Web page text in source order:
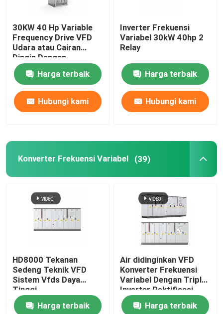
inverter hibrida surya
30KW 40 Hp Variable
Frequency Drive VFD
Udara atau Cairan
Dingin Dengan
Tegangan Keluar 0-
1000VHarga terbaik
Hubungi kami
Inverter Frekuensi
Variabel 30kW 40hp 2
Relay
Harga terbaik
Hubungi kami
Konverter Frekuensi Variabel (39)
HD8000 Tekanan
Sedeng Teknik VFD
Sistem Vfds Daya
Tinggi
Harga terbaik
Air didinginkan VFD
Konverter Frekuensi
Variabel Dengan Triple
Inverter Rektifisasi
Listrik
Harga terbaik